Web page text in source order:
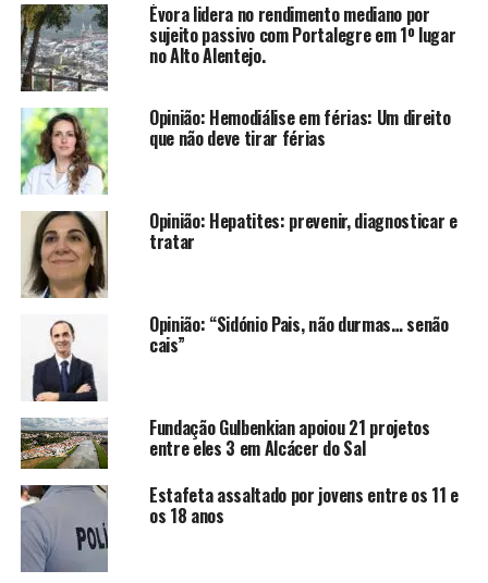
Évora lidera no rendimento mediano por
sujeito passivo com Portalegre em 1º lugar
no Alto Alentejo.
Opinião: Hemodiálise em férias: Um direito
que não deve tirar férias
Opinião: Hepatites: prevenir, diagnosticar e
tratar
Opinião: “Sidónio Pais, não durmas… senão
cais”
Fundação Gulbenkian apoiou 21 projetos
entre eles 3 em Alcácer do Sal
Estafeta assaltado por jovens entre os 11 e
os 18 anos